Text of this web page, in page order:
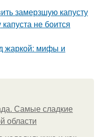
замерзшую капусту
не боится
жаркой: мифы и
Самые сладкие
области